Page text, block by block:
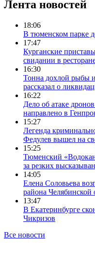
Лента новостей
18:06
В тюменском парке
17:47
Курганские
свидании в
16:30
Тонна дохлой рыбы
рассказал о
16:22
Дело об атаке
направлено в
15:27
Легенда
Федулев вышел на
15:25
Тюменский
за резких
14:05
Елена Соловьева
района Челябинской
13:47
В Екатеринбурге
Чикризов
Все новости